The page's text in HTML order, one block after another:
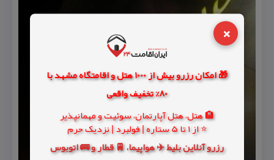
×
🎁 امکان رزرو بیش از 1000 هتل و اقامتگاه مشهد با
80% تخفیف واقعی
🏨 هتل، هتل آپارتمان، سوئیت و مهمانپذیر
⭐ از 1 تا 5 ستاره | فولبرد | نزدیک حرم
رزرو آنلاین بلیط ✈️ هواپیما، 🚆 قطار و 🚌 اتوبوس